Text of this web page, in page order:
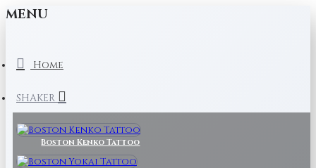
MENU
Home
SHAKER
Boston Kenko Tattoo